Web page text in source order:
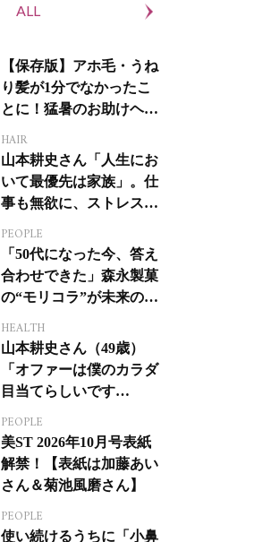
ALL
【保存版】アホ毛・うね
り髪が1分でなかったこ
とに！猛暑のお助けヘア
HAIR
山本耕史さん「人生にお
いて最優先は家族」。仕
事も無欲に、ストレスを
PEOPLE
「50代になった今、答え
合わせできた」森永製菓
の“モリコラ”が未来のキ
HEALTH
山本耕史さん（49歳）
「オファーは僕のカラダ
目当てらしいです
ジカルへの挑戦
PEOPLE
美ST 2026年10月号表紙
解禁！【表紙は加藤あい
さん＆菊池風磨さん】
PEOPLE
使い続けるうちに「小鼻